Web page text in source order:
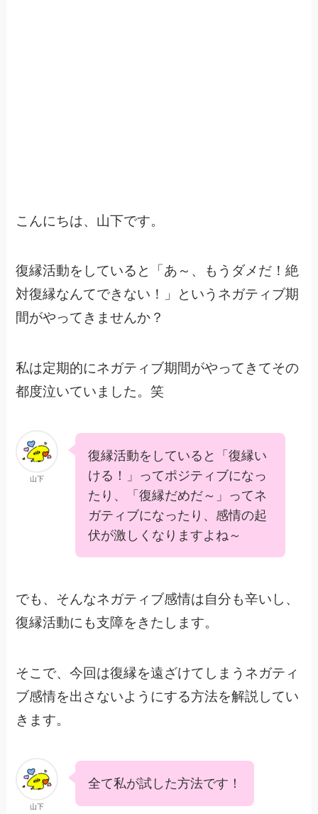
こんにちは、山下です。
復縁活動をしていると「あ～、もうダメだ！絶
対復縁なんてできない！」というネガティブ期
間がやってきませんか？
私は定期的にネガティブ期間がやってきてその
都度泣いていました。笑
山下
復縁活動をしていると「復縁い
ける！」ってポジティブになっ
たり、「復縁だめだ～」ってネ
ガティブになったり、感情の起
伏が激しくなりますよね～
でも、そんなネガティブ感情は自分も辛いし、
復縁活動にも支障をきたします。
そこで、今回は復縁を遠ざけてしまうネガティ
ブ感情を出さないようにする方法を解説してい
きます。
山下
全て私が試した方法です！